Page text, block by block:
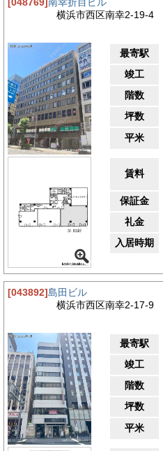
横浜市西区南幸2-19-4
最寄駅
竣工
階数
坪数
平米
賃料
保証金
礼金
入居時期
[043892]島田ビル
横浜市西区南幸2-17-9
最寄駅
竣工
階数
坪数
平米